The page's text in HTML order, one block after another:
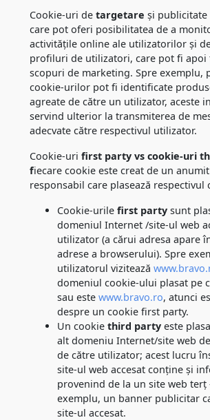
Cookie-uri de targetare și
care pot oferi posibilitatea de a
activitățile online ale utilizatorilor și
profiluri de utilizatori, care pot fi apoi
scopuri de marketing. Spre exemplu,
cookie-urilor pot fi identificate
agreate de către un utilizator, aceste
servind ulterior la transmiterea de
adecvate către respectivul utilizator.
Cookie-uri first party vs cookie-uri
fiecare cookie este creat de un
responsabil care plasează respectivul
Cookie-urile first partysunt
domeniul Internet /site-ul web
utilizator (a cărui adresa apare
adrese a browserului). Spre
utilizatorul vizitează
domeniul cookie-ului plasat pe
sau este www.bravo.ro, atunci
despre un cookie first party.
Un cookie third partyeste
alt domeniu Internet/site web
de către utilizator; acest lucru
site-ul web accesat conține și
provenind de la un site web terț
exemplu, un banner publicitar
site-ul accesat.